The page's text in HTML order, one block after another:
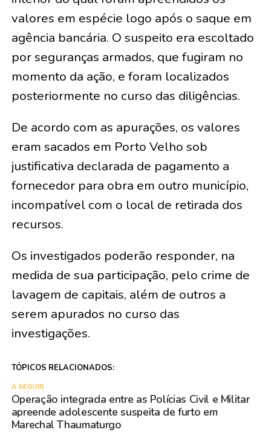
valores em espécie logo após o saque em
agência bancária. O suspeito era escoltado
por seguranças armados, que fugiram no
momento da ação, e foram localizados
posteriormente no curso das diligências.
De acordo com as apurações, os valores
eram sacados em Porto Velho sob
justificativa declarada de pagamento a
fornecedor para obra em outro município,
incompatível com o local de retirada dos
recursos.
Os investigados poderão responder, na
medida de sua participação, pelo crime de
lavagem de capitais, além de outros a
serem apurados no curso das
investigações.
TÓPICOS RELACIONADOS:
A SEGUIR
Operação integrada entre as Polícias Civil e Militar
apreende adolescente suspeita de furto em
Marechal Thaumaturgo